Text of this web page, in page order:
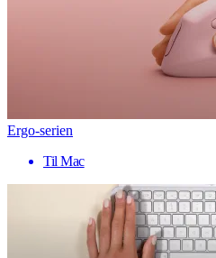
Ergo-serien
Til Mac